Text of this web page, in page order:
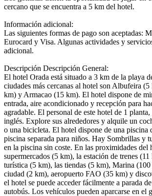
cercano que se encuentra a 5 km del hotel.
Información adicional:
Las siguientes formas de pago son aceptadas:
Eurocard y Visa. Algunas actividades y
adicional.
Descripción Descripción General:
El hotel Orada está situado a 3 km de la playa
ciudades más cercanas al hotel son Albufeira
km) y Armacao (15 km). El hotel dispone de
entrada, aire acondicionado y recepción para
agradable. El personal de este hotel de 1
inglés. Explore sus alrededores y alquile un
o una bicicleta. El hotel dispone de una piscina
piscina separada para niños. Hay Sombrillas y
en la piscina sin coste. En las proximidades del
supermercados (5 km), la estación de trenes
turística (5 km), las tiendas (5 km), Marina (100
ciudad (2 km), aeropuerto FAO (35 km) y
el hotel se puede acceder fácilmente a parada
autobús. Los vehículos pueden aparcarse en el